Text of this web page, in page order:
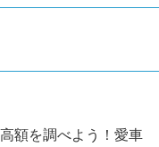
額を調べよう！愛車